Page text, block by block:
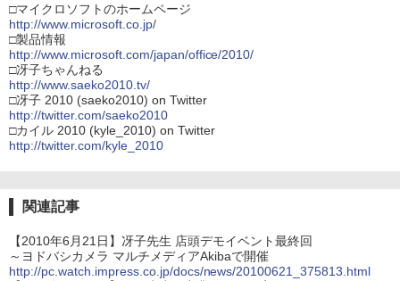
□マイクロソフトのホームページ
http://www.microsoft.co.jp/
□製品情報
http://www.microsoft.com/japan/office/2010/
□冴子ちゃんねる
http://www.saeko2010.tv/
□冴子 2010 (saeko2010) on Twitter
http://twitter.com/saeko2010
□カイル 2010 (kyle_2010) on Twitter
http://twitter.com/kyle_2010
関連記事
【2010年6月21日】冴子先生 店頭デモイベント最終回
～ヨドバシカメラ マルチメディアAkibaで開催
http://pc.watch.impress.co.jp/docs/news/20100621_375813.html